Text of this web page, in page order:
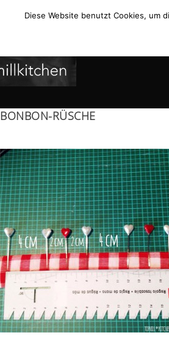
BONBON-RÜSCHE
Diese Website benutzt Cookies, um